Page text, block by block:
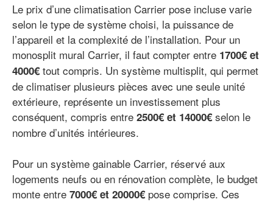
Le prix d’une climatisation Carrier pose incluse varie
selon le type de système choisi, la puissance de
l’appareil et la complexité de l’installation. Pour un
monosplit mural Carrier, il faut compter entre 1700€ et
4000€ tout compris. Un système multisplit, qui permet
de climatiser plusieurs pièces avec une seule unité
extérieure, représente un investissement plus
conséquent, compris entre 2500€ et 14000€ selon le
nombre d’unités intérieures.
Pour un système gainable Carrier, réservé aux
logements neufs ou en rénovation complète, le budget
monte entre 7000€ et 20000€ pose comprise. Ces